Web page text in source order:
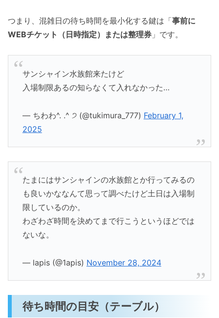
つまり、混雑日の待ち時間を最小化する鍵は「事前に
WEBチケット（日時指定）または整理券 」です。
サンシャイン水族館来たけど
入場制限あるの知らなくて入れなかった…
— ちわわ^. .^ ੭ (@tukimura_777) February 1,
2025
たまにはサンシャインの水族館とか行ってみるの
も良いかななんて思って調べたけど土日は入場制
限しているのか。
わざわざ時間を決めてまで行こうというほどでは
ないな。
— lapis (@1apis) November 28, 2024
待ち時間の目安（テーブル）